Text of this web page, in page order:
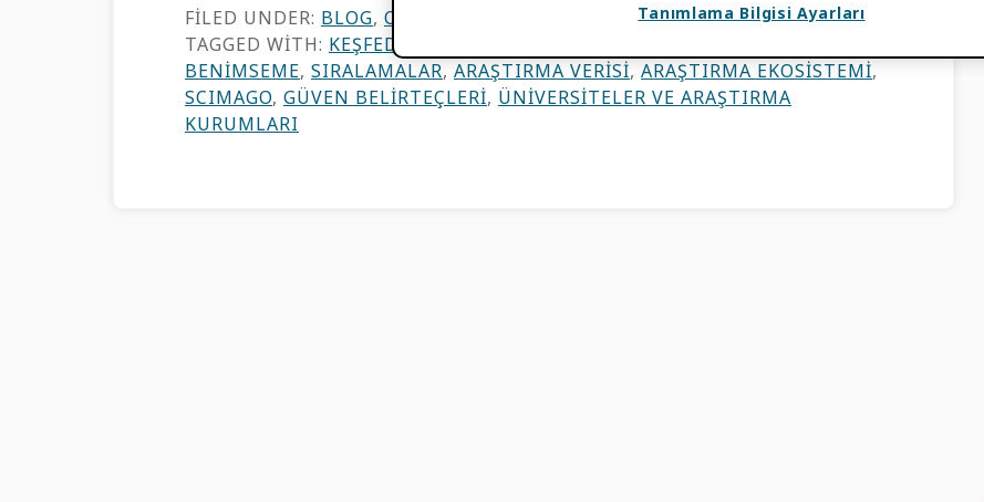
FILED UNDER: BLOG, ORCID HABERLER
TAGGED WITH: KEŞFEDILEBILIRLIK
BENIMSEME, SIRALAMALAR, ARAŞTIRMA VERISI, ARAŞTIRMA EKOSISTEMI,
SCIMAGO, GÜVEN BELIRTEÇLERI, ÜNIVERSITELER VE ARAŞTIRMA
KURUMLARI
Tanımlama Bilgisi Ayarları